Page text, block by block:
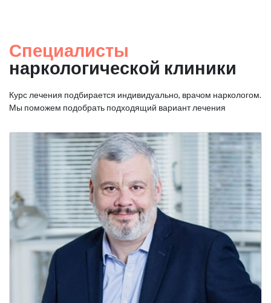
Специалисты
наркологической клиники
Курс лечения подбирается индивидуально, врачом наркологом.
Мы поможем подобрать подходящий вариант лечения